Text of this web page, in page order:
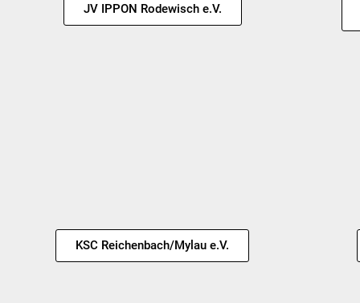
JV IPPON Rodewisch e.V.
KSC Reichenbach/Mylau e.V.